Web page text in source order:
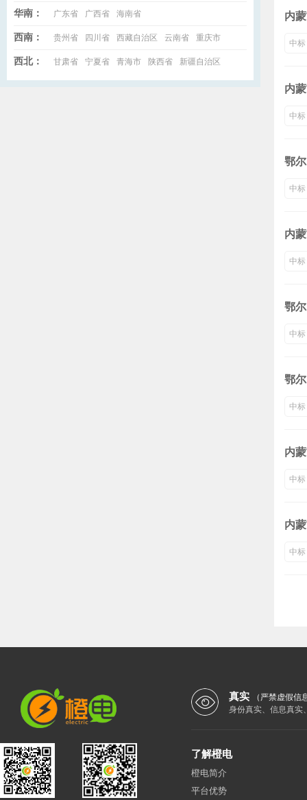
华南： 广东省 广西省 海南省
西南： 贵州省 四川省 西藏自治区 云南省 重庆市
西北： 甘肃省 宁夏省 青海市 陕西省 新疆自治区
内
中
内
中
鄂
中
内
中
鄂
中
鄂
中
内
中
内
中
真实
（严禁虚假信
身份真实、信息真实
了解橙电
橙电简介
平台优势